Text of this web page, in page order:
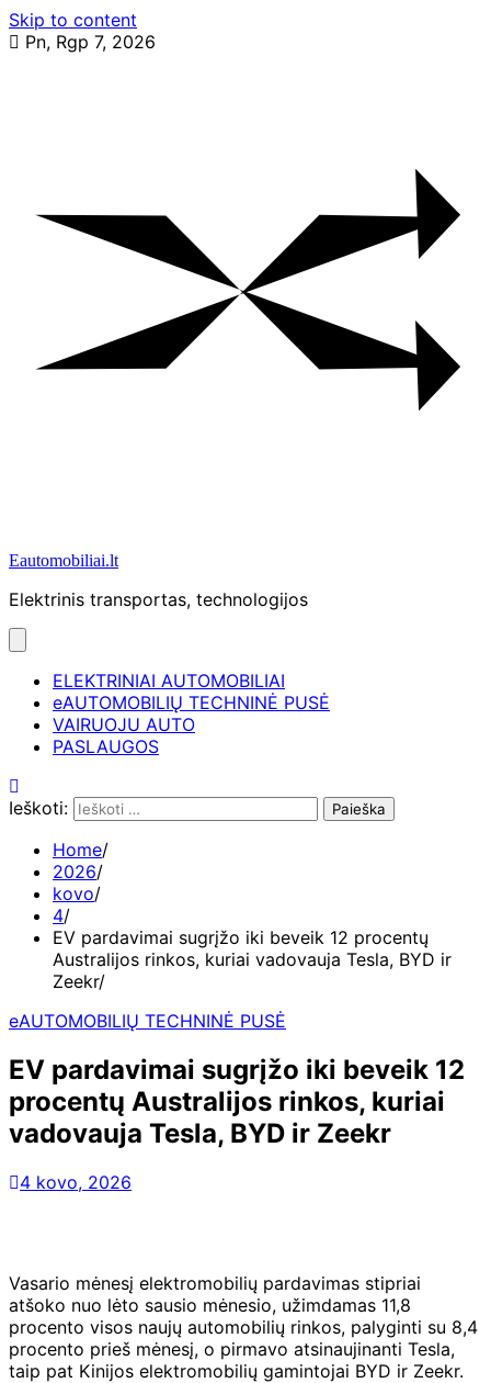
Skip to content
Pn, Rgp 7, 2026
Eautomobiliai.lt
Elektrinis transportas, technologijos
ELEKTRINIAI AUTOMOBILIAI
eAUTOMOBILIŲ TECHNINĖ PUSĖ
VAIRUOJU AUTO
PASLAUGOS
Ieškoti:
Home
2026
kovo
4
EV pardavimai sugrįžo iki beveik 12 procentų
Australijos rinkos, kuriai vadovauja Tesla, BYD ir
Zeekr
eAUTOMOBILIŲ TECHNINĖ PUSĖ
EV pardavimai sugrįžo iki beveik 12
procentų Australijos rinkos, kuriai
vadovauja Tesla, BYD ir Zeekr
4 kovo, 2026
Vasario mėnesį elektromobilių pardavimas stipriai
atšoko nuo lėto sausio mėnesio, užimdamas 11,8
procento visos naujų automobilių rinkos, palyginti su 8,4
procento prieš mėnesį, o pirmavo atsinaujinanti Tesla,
taip pat Kinijos elektromobilių gamintojai BYD ir Zeekr.